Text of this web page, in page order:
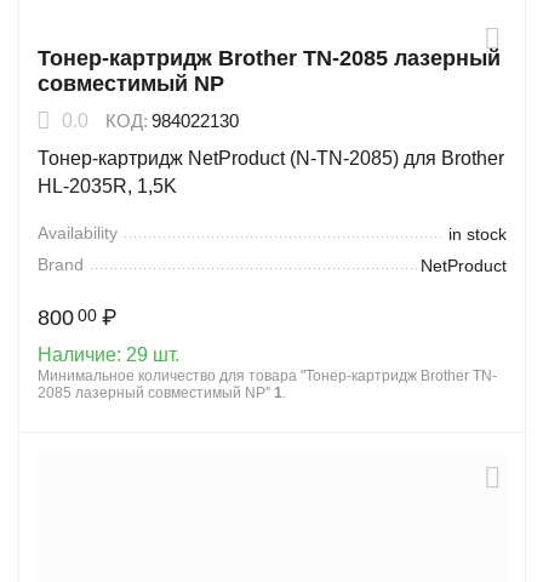
Тонер-картридж Brother TN-2085 лазерный
совместимый NP
0.0 КОД: 984022130
Тонер-картридж NetProduct (N-TN-2085) для Brother
HL-2035R, 1,5K
Availability
in stock
Brand
NetProduct
800 00 ₽
Наличие: 29 шт.
Минимальное количество для товара "Тонер-картридж Brother TN-
2085 лазерный совместимый NP" 1.